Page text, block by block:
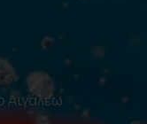
Αιγάλεω